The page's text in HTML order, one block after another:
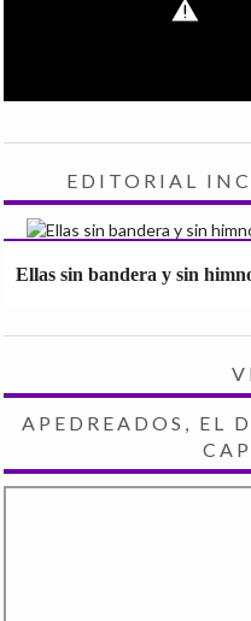
EDITORIAL
Ellas sin bandera y sin
APEDREADOS, EL